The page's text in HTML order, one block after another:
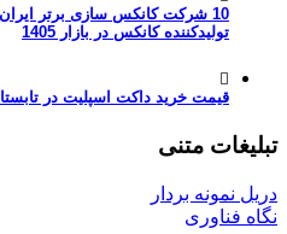
10 شرکت کانکس سازی برتر
تولیدکننده کانکس در بازار 1405
قیمت خرید داکت اسپلیت در تابستان
تبلیغات متنی
دریل نمونه بردار
نگاه فناوری